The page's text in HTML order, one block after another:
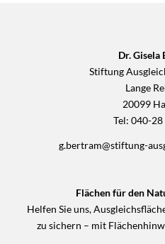
Dr. Gisela
Stiftung
Lange
20099
Tel: 040-
g.bertram@stiftung-
Flächen für den
Helfen Sie uns,
zu sichern – mit